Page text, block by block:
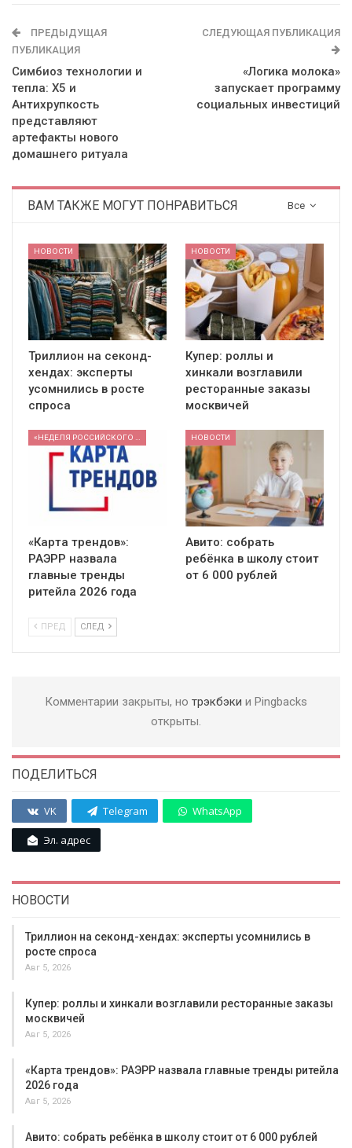
ПРЕДЫДУЩАЯ
ПУБЛИКАЦИЯ
Симбиоз технологии и
тепла: Х5 и
Антихрупкость
представляют
артефакты нового
домашнего ритуала
СЛЕДУЮЩАЯ ПУБЛИКАЦИЯ
«Логика молока»
запускает программу
социальных инвестиций
Все
ВАМ ТАКЖЕ МОГУТ ПОНРАВИТЬСЯ
НОВОСТИ
Триллион на секонд-
хендах: эксперты
усомнились в росте
спроса
НОВОСТИ
Купер: роллы и
хинкали возглавили
ресторанные заказы
москвичей
«НЕДЕЛЯ РОССИЙСКОГО РИТЕЙЛА» 2026
«Карта трендов»:
РАЭРР назвала
главные тренды
ритейла 2026 года
НОВОСТИ
Авито: собрать
ребёнка в школу стоит
от 6 000 рублей
ПРЕД СЛЕД
Комментарии закрыты, но трэкбэки и Pingbacks
открыты.
ПОДЕЛИТЬСЯ
VK Telegram WhatsApp
Эл. адрес
НОВОСТИ
Триллион на секонд-хендах: эксперты усомнились в
росте спроса
Авг 5, 2026
Купер: роллы и хинкали возглавили ресторанные заказы
москвичей
Авг 5, 2026
«Карта трендов»: РАЭРР назвала главные тренды ритейла
2026 года
Авг 5, 2026
Авито: собрать ребёнка в школу стоит от 6 000 рублей